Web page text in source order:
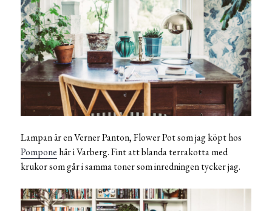
Lampan är en Verner Panton, Flower Pot som jag köpt hos
Pompone här i Varberg. Fint att blanda terrakotta med
krukor som går i samma toner som inredningen tycker jag.